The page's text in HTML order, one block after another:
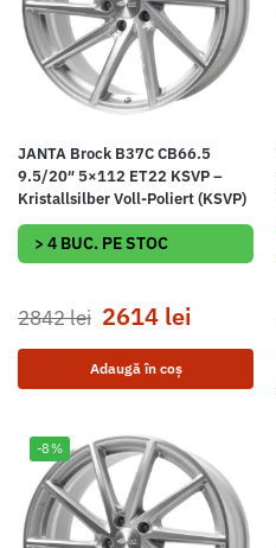
JANTA Brock B37C CB66.5
9.5/20″ 5×112 ET22 KSVP –
Kristallsilber Voll-Poliert (KSVP)
> 4 BUC. PE STOC
2842lei 2614 lei
Adaugă în coș
-8%